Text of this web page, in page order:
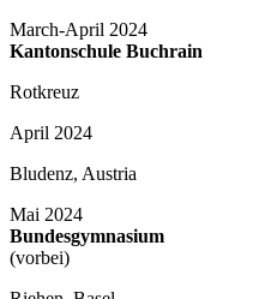
March-April 2024
Kantonschule Buchrain
Rotkreuz
April 2024
Bludenz, Austria
Mai 2024
Bundesgymnasium
(vorbei)